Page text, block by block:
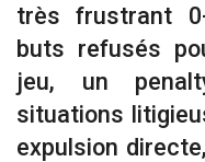
très frustrant
buts refusés
jeu, un
situations
expulsion